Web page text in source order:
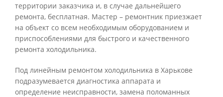
территории заказчика и, в случае дальнейшего
ремонта, бесплатная. Мастер – ремонтник приезжает
на объект со всем необходимым оборудованием и
приспособлениями для быстрого и качественного
ремонта холодильника.
Под линейным ремонтом холодильника в Харькове
подразумевается диагностика аппарата и
определение неисправности, замена поломанных